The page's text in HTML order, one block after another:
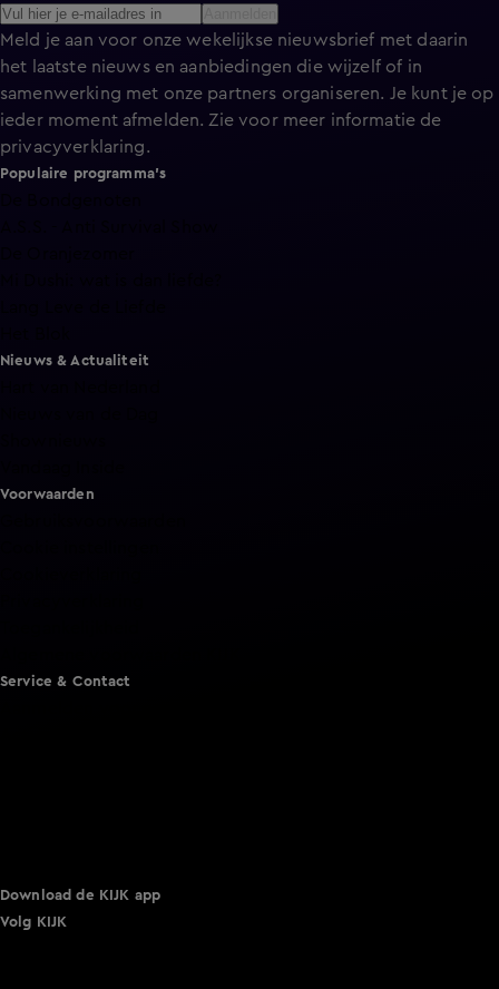
Meld je aan voor onze wekelijkse nieuwsbrief met daarin
het laatste nieuws en aanbiedingen die wijzelf of in
samenwerking met onze partners organiseren. Je kunt je op
ieder moment afmelden. Zie voor meer informatie de
privacyverklaring.
Populaire programma's
Nieuws & Actualiteit
Voorwaarden
Service & Contact
Download de KIJK app
Volg KIJK